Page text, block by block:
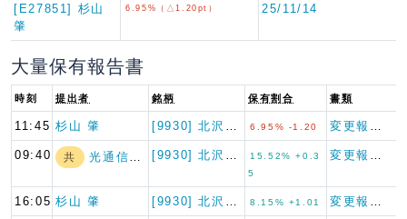
[E27851] 杉山
肇
6.95%（△1.20pt） 25/11/14
大量保有報告書
時刻 提出者 銘柄 保有割合 書類
11:45 杉山 肇 6.95% -1.20
09:40 共 光通信(株)
15.52% +0.3
5
16:05 杉山 肇 8.15% +1.01